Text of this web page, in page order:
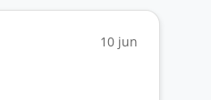
10 jun